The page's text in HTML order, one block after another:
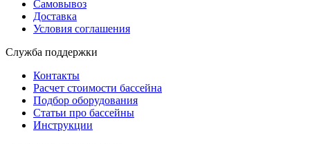
Самовывоз
Доставка
Условия соглашения
Служба поддержки
Контакты
Расчет стоимости бассейна
Подбор оборудования
Статьи про бассейны
Инструкции